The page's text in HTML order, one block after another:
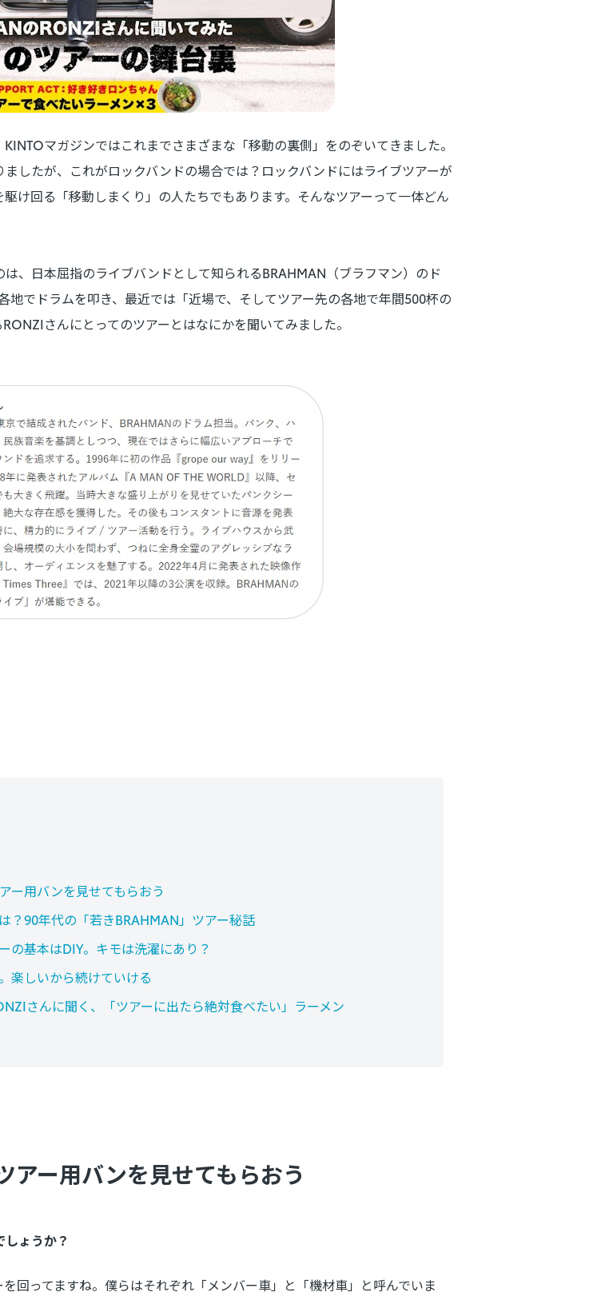
KINTOマガジンではこれまでさまざまな「移動の裏側」をのぞいてきました。
したが、これがロックバンドの場合では？ロックバンドにはライブツアーが
け回る「移動しまくり」の人たちでもあります。そんなツアーって一体どん
、日本屈指のライブバンドとして知られるBRAHMAN（ブラフマン）のド
でドラムを叩き、最近では「近場で、そしてツアー先の各地で年間500杯の
さんにとってのツアーとはなにかを聞いてみました。
ー用バンを見せてもらおう
？90年代の「若きBRAHMAN」ツアー秘話
の基本はDIY。キモは洗濯にあり？
楽しいから続けていける
さんに聞く、「ツアーに出たら絶対食べたい」ラーメン
ー用バンを見せてもらおう
ょうか？
回ってますね。僕らはそれぞれ「メンバー車」と「機材車」と呼んでいま